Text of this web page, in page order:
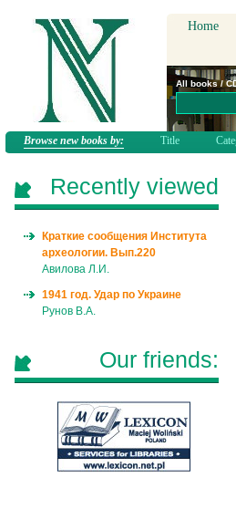
Home
All books /
Browse new books by: Title
Recently viewed
Краткие сообщения Института
археологии. Вып.220
Авилова Л.И.
1941 год. Удар по Украине
Рунов В.А.
Our friends: